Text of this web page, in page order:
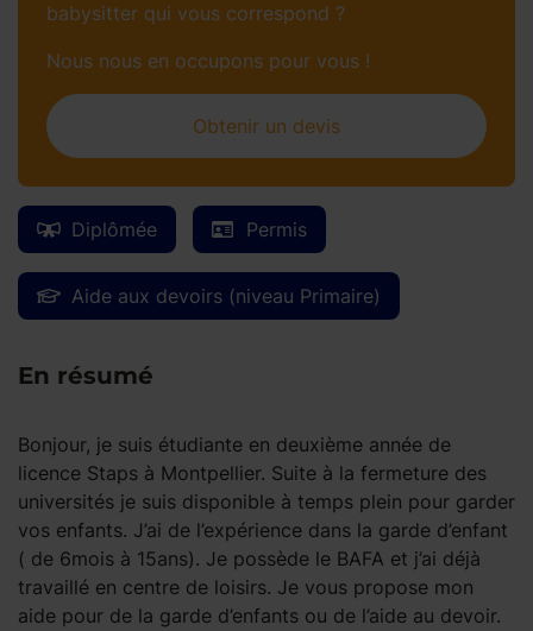
Diplômée Permis
Aide aux devoirs (niveau Primaire)
En résumé
Bonjour, je suis étudiante en deuxième année de
licence Staps à Montpellier. Suite à la fermeture des
universités je suis disponible à temps plein pour garder
vos enfants. J’ai de l’expérience dans la garde d’enfant
( de 6mois à 15ans). Je possède le BAFA et j’ai déjà
travaillé en centre de loisirs. Je vous propose mon
aide pour de la garde d’enfants ou de l’aide au devoir.
babysitter qui vous correspond ?
Nous nous en occupons pour vous !
Obtenir un devis